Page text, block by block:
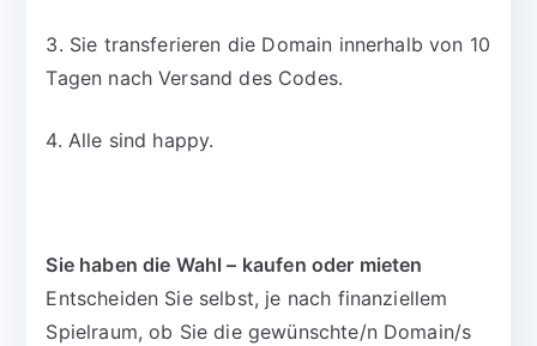
3. Sie transferieren die Domain innerhalb von 10
Tagen nach Versand des Codes.
4. Alle sind happy.
Sie haben die Wahl – kaufen oder mieten
Entscheiden Sie selbst, je nach finanziellem
Spielraum, ob Sie die gewünschte/n Domain/s